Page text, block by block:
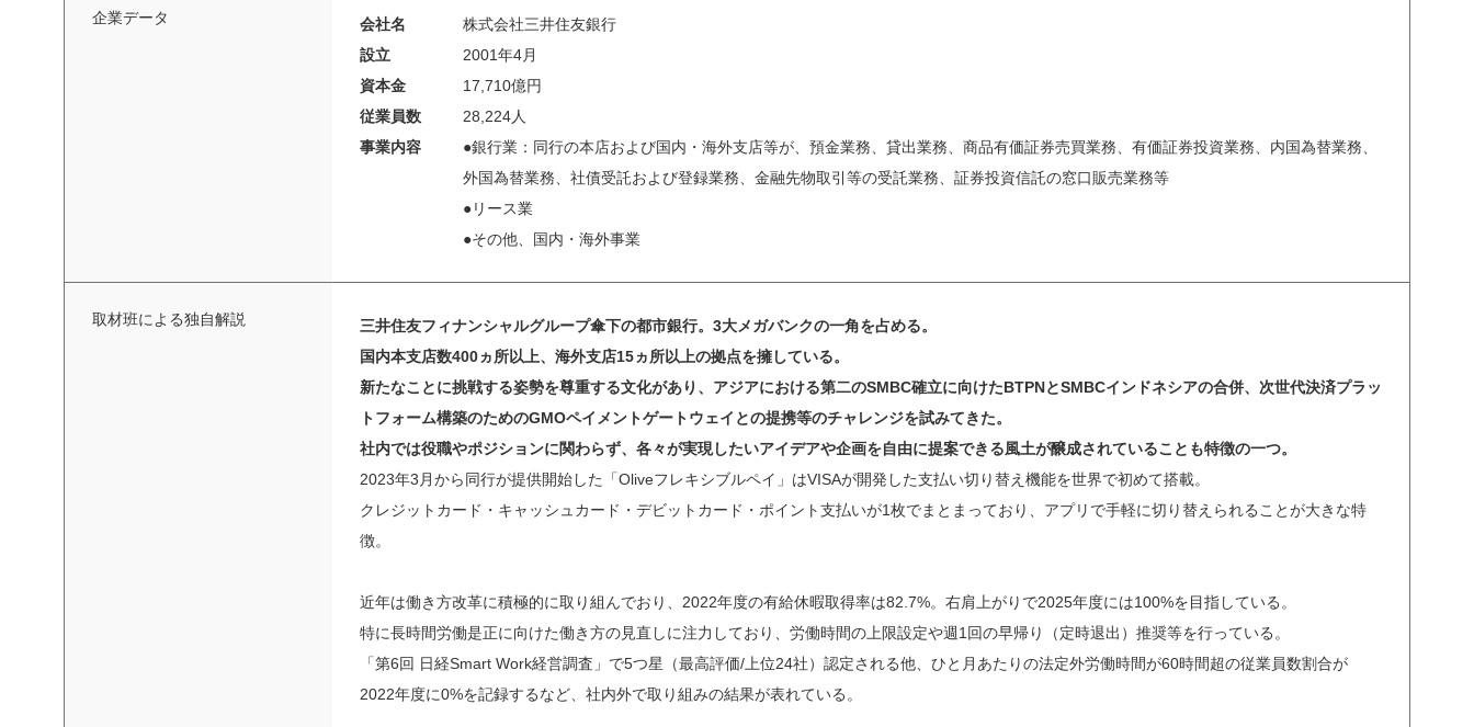
企業データ 会社名
株式会社三井住友銀行
設立
2001年4月
資本金
17,710億円
従業員数
28,224人
事業内容
●銀行業：同行の本店および国内・海外支店等が、預金業務、貸出業務、商品有価証券売買業務、有価証券投資業務、内国為替業務、
外国為替業務、社債受託および登録業務、金融先物取引等の受託業務、証券投資信託の窓口販売業務等
●リース業
●その他、国内・海外事業
取材班による独自解説
三井住友フィナンシャルグループ傘下の都市銀行。3大メガバンクの一角を占める。
国内本支店数400ヵ所以上、海外支店15ヵ所以上の拠点を擁している。
新たなことに挑戦する姿勢を尊重する文化があり、アジアにおける第二のSMBC確立に向けたBTPNとSMBCインドネシアの合併、次世代決済プラッ
トフォーム構築のためのGMOペイメントゲートウェイとの提携等のチャレンジを試みてきた。
社内では役職やポジションに関わらず、各々が実現したいアイデアや企画を自由に提案できる風土が醸成されていることも特徴の一つ。
2023年3月から同行が提供開始した「Oliveフレキシブルペイ」はVISAが開発した支払い切り替え機能を世界で初めて搭載。
クレジットカード・キャッシュカード・デビットカード・ポイント支払いが1枚でまとまっており、アプリで手軽に切り替えられることが大きな特
徴。
近年は働き方改革に積極的に取り組んでおり、2022年度の有給休暇取得率は82.7%。右肩上がりで2025年度には100%を目指している。
特に長時間労働是正に向けた働き方の見直しに注力しており、労働時間の上限設定や週1回の早帰り（定時退出）推奨等を行っている。
「第6回 日経Smart Work経営調査」で5つ星（最高評価/上位24社）認定される他、ひと月あたりの法定外労働時間が60時間超の従業員数割合が
2022年度に0%を記録するなど、社内外で取り組みの結果が表れている。